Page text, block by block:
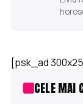
[psk_ad
CELE MAI